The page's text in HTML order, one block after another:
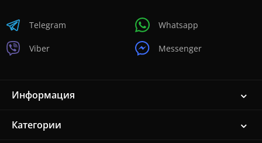
Telegram
Viber
Whatsapp
Messenger
Информация
Категории